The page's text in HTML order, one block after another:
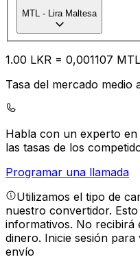
MTL - Lira Maltesa
1.00 LKR = 0,001107 MTL
Tasa del mercado medio
Habla con un experto en
las tasas de los
Programar una llamada
Utilizamos el tipo de
nuestro convertidor.
informativos. No recibirá
dinero. Inicie sesión
envío